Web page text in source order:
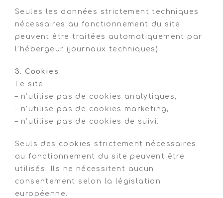
Seules les données strictement techniques
nécessaires au fonctionnement du site
peuvent être traitées automatiquement par
l’hébergeur (journaux techniques).
3. Cookies
Le site :
– n’utilise pas de cookies analytiques,
– n’utilise pas de cookies marketing,
– n’utilise pas de cookies de suivi.
Seuls des cookies strictement nécessaires
au fonctionnement du site peuvent être
utilisés. Ils ne nécessitent aucun
consentement selon la législation
européenne.